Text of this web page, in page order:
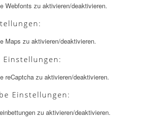
Webfonts zu aktivieren/deaktivieren.
Maps zu aktivieren/deaktivieren.
Einstellungen:
reCaptcha zu aktivieren/deaktivieren.
Einstellungen:
zu aktivieren/deaktivieren.